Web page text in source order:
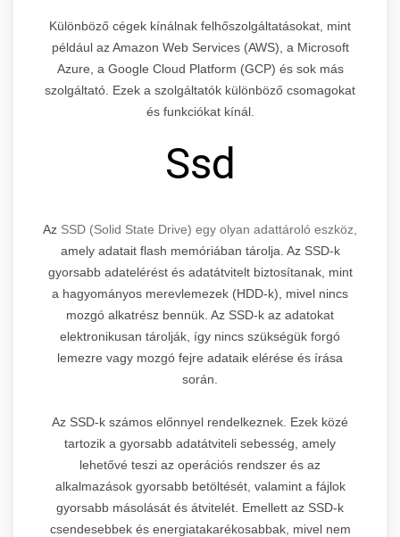
Különböző cégek kínálnak felhőszolgáltatásokat, mint
például az Amazon Web Services (AWS), a Microsoft
Azure, a Google Cloud Platform (GCP) és sok más
szolgáltató. Ezek a szolgáltatók különböző csomagokat
és funkciókat kínál.
Ssd
Az SSD (Solid State Drive) egy olyan adattároló eszköz,
amely adatait flash memóriában tárolja. Az SSD-k
gyorsabb adatelérést és adatátvitelt biztosítanak, mint
a hagyományos merevlemezek (HDD-k), mivel nincs
mozgó alkatrész bennük. Az SSD-k az adatokat
elektronikusan tárolják, így nincs szükségük forgó
lemezre vagy mozgó fejre adataik elérése és írása
során.
Az SSD-k számos előnnyel rendelkeznek. Ezek közé
tartozik a gyorsabb adatátviteli sebesség, amely
lehetővé teszi az operációs rendszer és az
alkalmazások gyorsabb betöltését, valamint a fájlok
gyorsabb másolását és átvitelét. Emellett az SSD-k
csendesebbek és energiatakarékosabbak, mivel nem